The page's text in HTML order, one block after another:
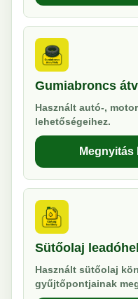
Gumiabroncs
Használt autó-,
lehetőségeihez.
Sütőolaj
Használt sütőolaj
gyűjtőpontjainak